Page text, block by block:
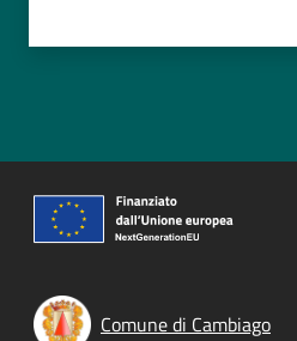
Comune di Cambiago